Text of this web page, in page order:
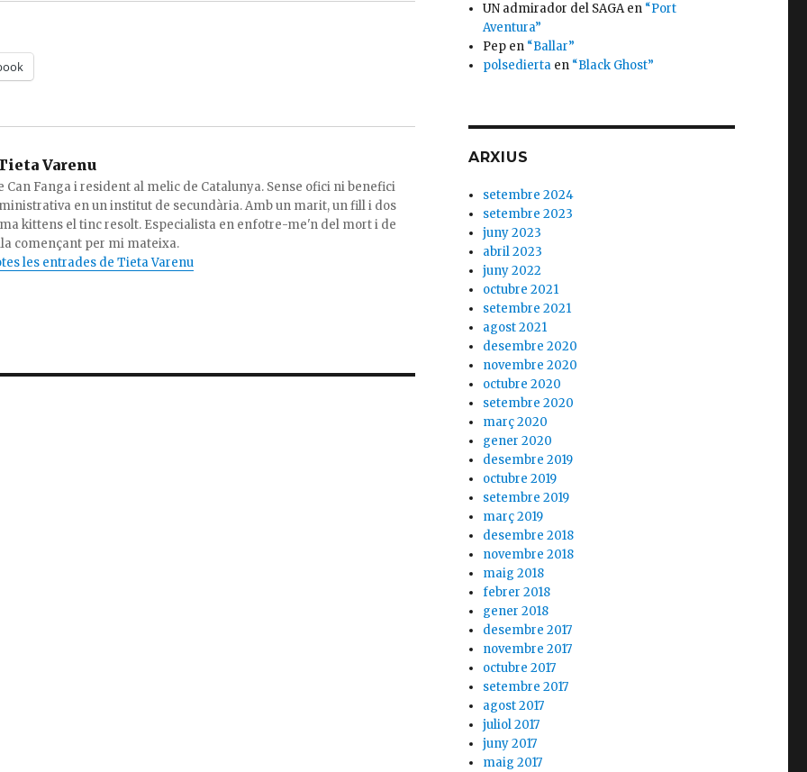
Varenu
Can Fanga i resident al melic de Catalunya. Sense ofici ni benefici
en un institut de secundària. Amb un marit, un fill i dos
kittens el tinc resolt. Especialista en enfotre-me'n del mort i de
començant per mi mateixa.
les entrades de Tieta Varenu
UN admirador del SAGAen “Port
Aventura”
Pep en “Ballar”
polsedierta en “Black Ghost”
ARXIUS
setembre 2024
setembre 2023
juny 2023
abril 2023
juny 2022
octubre 2021
setembre 2021
agost 2021
desembre 2020
novembre 2020
octubre 2020
setembre 2020
març 2020
gener 2020
desembre 2019
octubre 2019
setembre 2019
març 2019
desembre 2018
novembre 2018
maig 2018
febrer 2018
gener 2018
desembre 2017
novembre 2017
octubre 2017
setembre 2017
agost 2017
juliol 2017
juny 2017
maig 2017